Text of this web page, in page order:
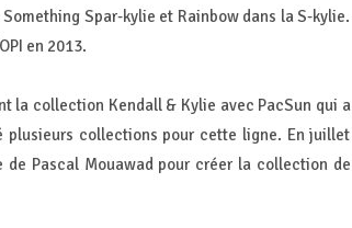
Spar-kylie et Rainbow dans la S-kylie.
en 2013.
la collection Kendall & Kylie avec PacSun qui a
collections pour cette ligne. En juillet
Pascal Mouawad pour créer la collection de